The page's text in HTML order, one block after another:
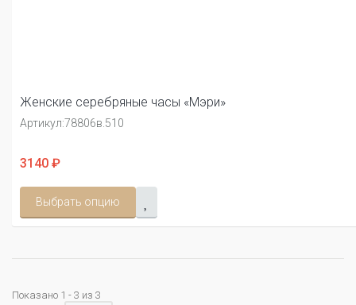
Женские серебряные часы «Мэри»
Артикул:78806в.510
3140 ₽
Выбрать опцию
Показано 1 - 3 из 3